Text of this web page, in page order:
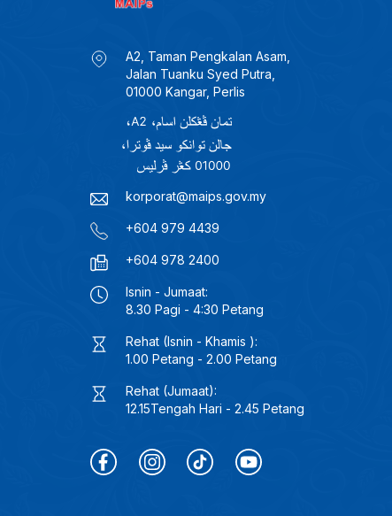
A2, Taman Pengkalan Asam,
Jalan Tuanku Syed Putra,
01000 Kangar, Perlis
korporat@maips.gov.my
+604 979 4439
+604 978 2400
Isnin - Jumaat:
8.30 Pagi - 4:30 Petang
Rehat (Isnin - Khamis ):
1.00 Petang - 2.00 Petang
Rehat (Jumaat):
12.15Tengah Hari - 2.45 Petang